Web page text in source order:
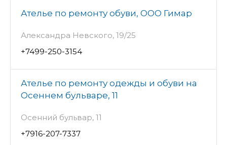
Ателье по ремонту обуви, ООО Гимар
Александра Невского, 19/25
+7499-250-3154
Ателье по ремонту одежды и обуви на
Осеннем бульваре, 11
Осенний бульвар, 11
+7916-207-7337